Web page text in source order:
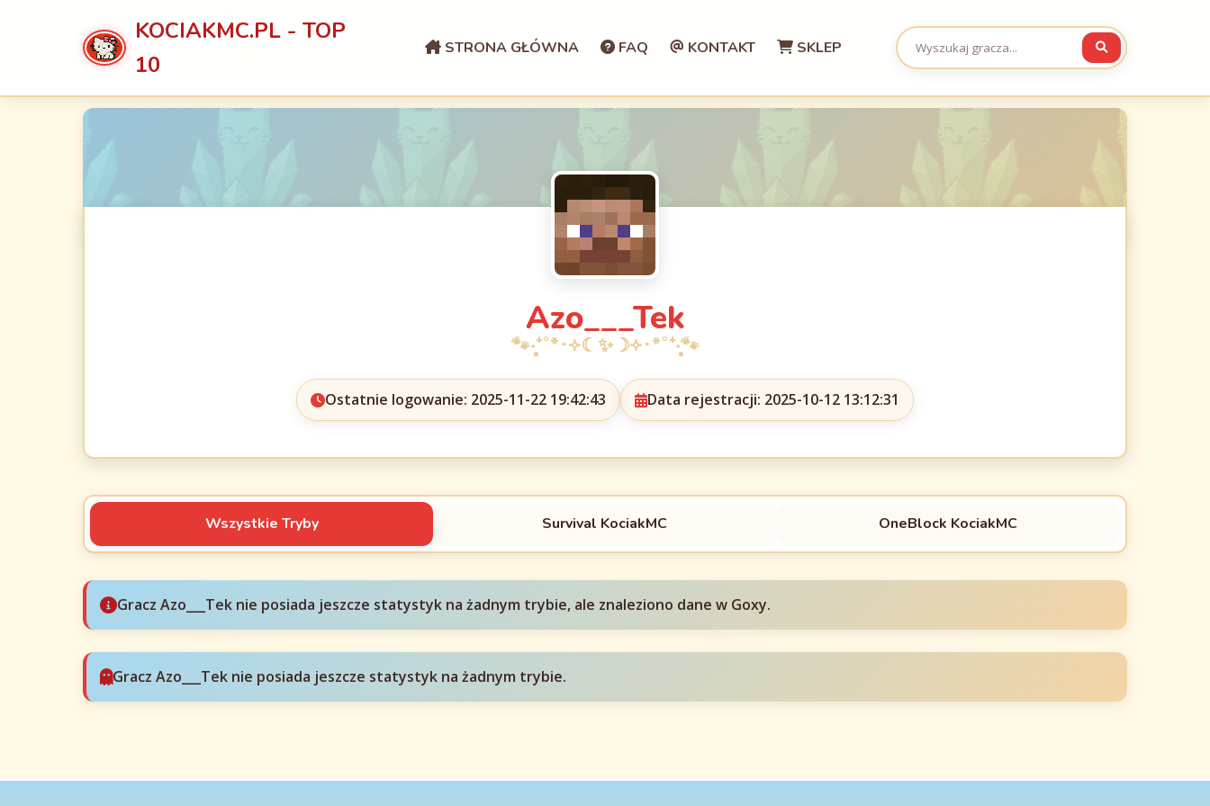
KOCIAKMC.PL - TOP
10
STRONA GŁÓWNA FAQ KONTAKT SKLEP
Azo___Tek
Ostatnie logowanie: 2025-11-22 19:42:43 Data rejestracji: 2025-10-12 13:12:31
Wszystkie Tryby Survival KociakMC OneBlock KociakMC
Gracz Azo___Tek nie posiada jeszcze statystyk na żadnym trybie, ale znaleziono dane w Goxy.
Gracz Azo___Tek nie posiada jeszcze statystyk na żadnym trybie.